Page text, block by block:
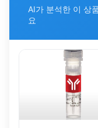
AI가 분석한 이 상
요